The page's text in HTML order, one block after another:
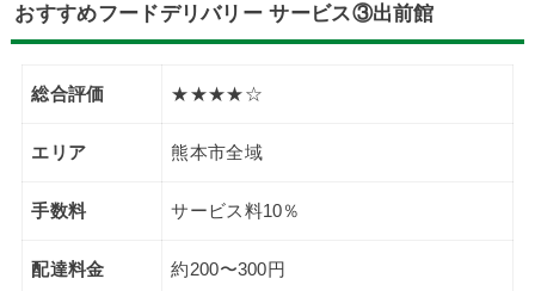
おすすめフードデリバリー サービス③出前館
総合評価 ★★★★☆
エリア 熊本市全域
手数料 サービス料10％
配達料金 約200〜300円